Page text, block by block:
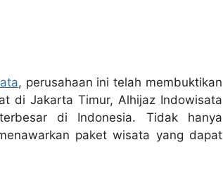
, perusahaan ini telah membuktikan
di Jakarta Timur, Alhijaz Indowisata
di Indonesia. Tidak hanya
paket wisata yang dapat